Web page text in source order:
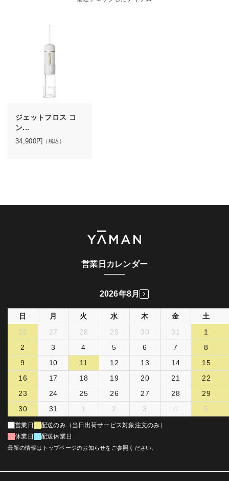
ジェットフロス コ
ン...
34,900円 （税込）
営業日カレンダー
2026年8月
日 月 火 水 木 金
土
26
27 28 29 30 31
1
2
3 4 5 6 7
8
9
10 11 12 13 14
15
16
17 18 19 20 21
22
23
24 25 26 27 28
29
30
31 1 2 3 4 5
営業日
配送のみ（当日出荷サービス対象注文のみ）
休業日
配送休業日
最新の情報はトップページのお知らせをご参照ください。